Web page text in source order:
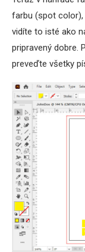
farbu (spot color),
vidíte to isté ako
pripravený dobre.
preveďte všetky